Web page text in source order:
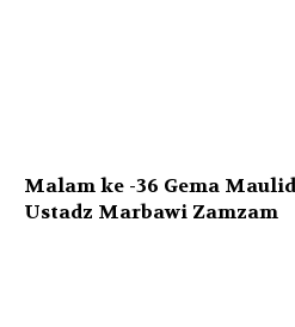
Malam ke -36 Gema
Ustadz Marbawi Zamzam